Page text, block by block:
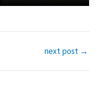
next post →